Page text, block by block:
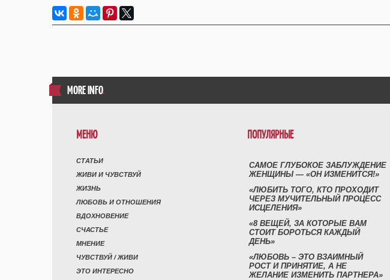
MORE INFO.
МЕНЮ
СТАТЬИ
ЖИВИ И ЧУВСТВУЙ
ЖИЗНЬ
ЛЮБОВЬ И ОТНОШЕНИЯ
ВДОХНОВЕНИЕ
СЧАСТЬЕ
МНЕНИЕ
ЧУВСТВУЙ / ЖИВИ
ЭТО ИНТЕРЕСНО
ПОПУЛЯРНЫЕ
САМОЕ ГЛУБОКОЕ ЗАБЛУЖДЕНИЕ
ЖЕНЩИНЫ — «ОН ИЗМЕНИТСЯ!»
«ЛЮБИТЬ ТОГО, КТО ПРОХОДИТ
ЧЕРЕЗ МУЧИТЕЛЬНЫЙ ПРОЦЕСС
ИСЦЕЛЕНИЯ»
«8 ВЕЩЕЙ, ЗА КОТОРЫЕ ВАМ
СТОИТ БОРОТЬСЯ КАЖДЫЙ
ДЕНЬ»
«ЛЮБОВЬ – ЭТО ВЗАИМНЫЙ
РОСТ И ПРИНЯТИЕ, А НЕ
ЖЕЛАНИЕ ИЗМЕНИТЬ ПАРТНЕРА»